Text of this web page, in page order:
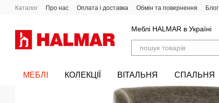
Перейти до основного контенту
Каталог Про нас Оплата і доставка Обмін та повернення Блог
Меблі HALMAR в Україні
МЕБЛІ КОЛЕКЦІЇ ВІТАЛЬНЯ СПАЛЬНЯ